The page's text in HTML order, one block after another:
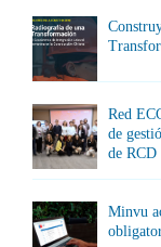
Red
de
de RCD
Minvu